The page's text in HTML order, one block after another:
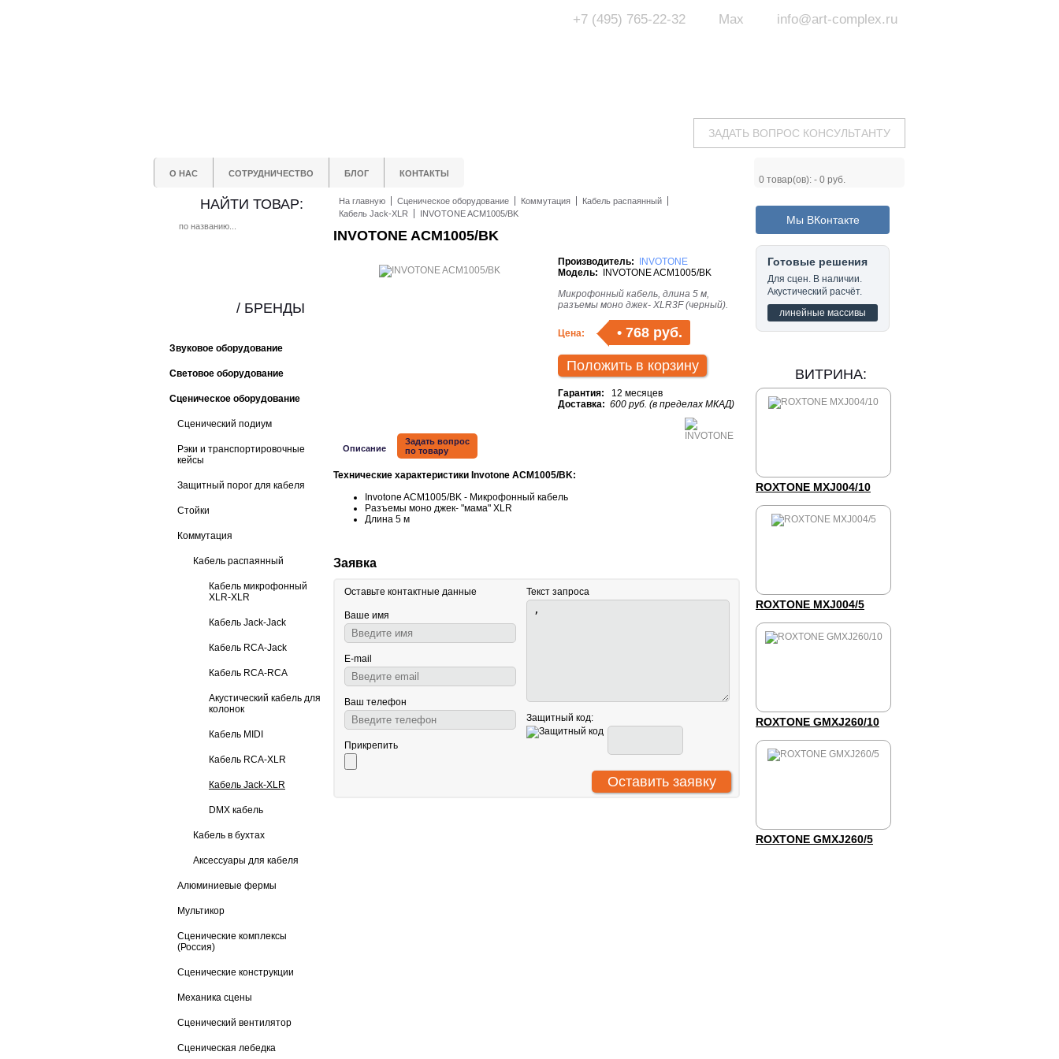
info@art-complex.ru
Max
+7 (495) 765-22-32
ЗАДАТЬ ВОПРОС КОНСУЛЬТАНТУ
О НАС СОТРУДНИЧЕСТВО БЛОГ КОНТАКТЫ
0 товар(ов): - 0 руб.
НАЙТИ ТОВАР:
Звуковое оборудование
Световое оборудование
Сценическое оборудование
Сценический подиум
Рэки и транспортировочные
кейсы
Защитный порог для кабеля
Стойки
Коммутация
Кабель распаянный
Кабель микрофонный
XLR-XLR
Кабель Jack-Jack
Кабель RCA-Jack
Кабель RCA-RCA
Акустический кабель для
колонок
Кабель MIDI
Кабель RCA-XLR
Кабель Jack-XLR
DMX кабель
Кабель в бухтах
Аксессуары для кабеля
Алюминиевые фермы
Мультикор
Сценические комплексы
(Россия)
Сценические конструкции
Механика сцены
Сценический вентилятор
Сценическая лебедка
/ БРЕНДЫ
На главную Сценическое оборудование Коммутация
Кабель распаянный
Кабель Jack-XLR
INVOTONE ACM1005/BK
INVOTONE ACM1005/BK
Производитель:
INVOTONE
Модель: INVOTONE ACM1005/BK
Микрофонный кабель, длина 5 м,
разъемы моно джек- XLR3F (черный).
Цена: • 768 руб.
Положить в корзину
Гарантия: 12 месяцев
Доставка: 600 руб. (в пределах МКАД)
Описание
Задать вопрос
по товару
Технические характеристики Invotone ACM1005/BK:
Invotone ACM1005/BK - Микрофонный кабель
Разъемы моно джек- "мама" XLR
Длина 5 м
Заявка
Оставьте контактные данные
Ваше имя
E-mail
Ваш телефон
Прикрепить
Текст запроса
Защитный код:
Мы ВКонтакте
Готовые решения
Для сцен. В наличии.
Акустический расчёт.
линейные массивы
ВИТРИНА:
ROXTONE MXJ004/10
ROXTONE MXJ004/5
ROXTONE GMXJ260/10
ROXTONE GMXJ260/5